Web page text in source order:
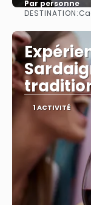
Par personne
DESTINATION:
1 ACTIVITÉ